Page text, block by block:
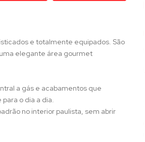
e totalmente equipados. São
elegante área gourmet
a gás e acabamentos que
o dia a dia.
no interior paulista, sem abrir